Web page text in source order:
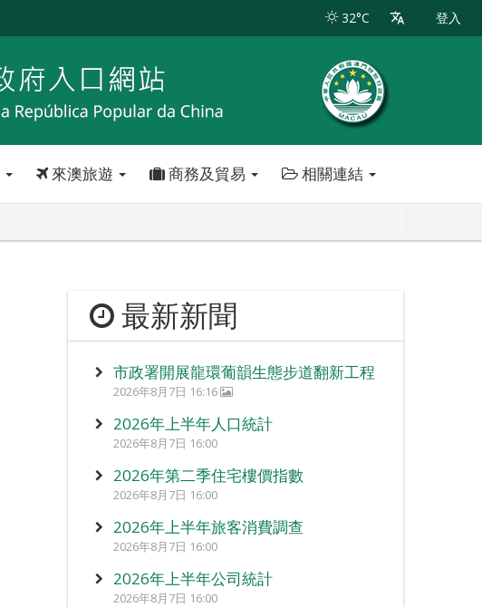
32°C 登入
來澳旅遊 商務及貿易 相關連結
最新新聞
市政署開展龍環葡韻生態步道翻新工程
2026年8月7日 16:16
2026年上半年人口統計
2026年8月7日 16:00
2026年第二季住宅樓價指數
2026年8月7日 16:00
2026年上半年旅客消費調查
2026年8月7日 16:00
2026年上半年公司統計
2026年8月7日 16:00